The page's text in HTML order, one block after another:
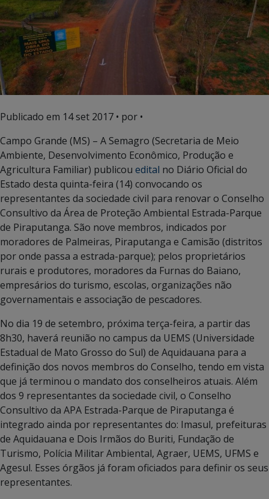
Publicado em 14 set 2017 • por •
Campo Grande (MS) – A Semagro (Secretaria de Meio
Ambiente, Desenvolvimento Econômico, Produção e
Agricultura Familiar) publicou edital no Diário Oficial do
Estado desta quinta-feira (14) convocando os
representantes da sociedade civil para renovar o Conselho
Consultivo da Área de Proteção Ambiental Estrada-Parque
de Piraputanga. São nove membros, indicados por
moradores de Palmeiras, Piraputanga e Camisão (distritos
por onde passa a estrada-parque); pelos proprietários
rurais e produtores, moradores da Furnas do Baiano,
empresários do turismo, escolas, organizações não
governamentais e associação de pescadores.
No dia 19 de setembro, próxima terça-feira, a partir das
8h30, haverá reunião no campus da UEMS (Universidade
Estadual de Mato Grosso do Sul) de Aquidauana para a
definição dos novos membros do Conselho, tendo em vista
que já terminou o mandato dos conselheiros atuais. Além
dos 9 representantes da sociedade civil, o Conselho
Consultivo da APA Estrada-Parque de Piraputanga é
integrado ainda por representantes do: Imasul, prefeituras
de Aquidauana e Dois Irmãos do Buriti, Fundação de
Turismo, Polícia Militar Ambiental, Agraer, UEMS, UFMS e
Agesul. Esses órgãos já foram oficiados para definir os seus
representantes.